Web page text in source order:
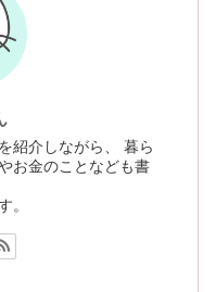
紹介しながら、 暮ら
お金のことなども書
。